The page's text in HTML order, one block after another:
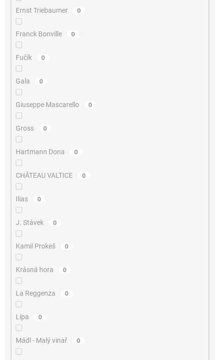
Ernst Triebaumer 0
Franck Bonville 0
Fučík 0
Gala 0
Giuseppe Mascarello 0
Gross 0
Hartmann Dona 0
CHÂTEAU VALTICE 0
Ilias 0
J. Stávek 0
Kamil Prokeš 0
Krásná hora 0
La Reggenza 0
Lípa 0
Mádl - Malý vinař 0